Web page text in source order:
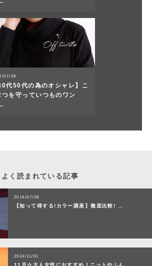
よく読まれている記事
2019/07/08
【知って得する!カラー講座】徹底比較! …
2024/11/01
11月☆大人女性におすすめ！ニットやふん…
01/08
代50代の為のオシャレ】こ
つを守っていつものワン